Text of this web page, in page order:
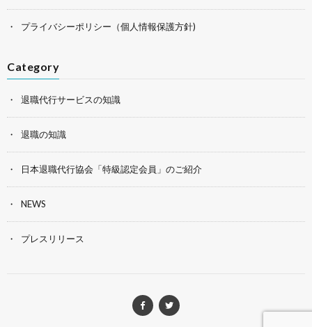
プライバシーポリシー（個人情報保護方針)
Category
退職代行サービスの知識
退職の知識
日本退職代行協会「特級認定会員」のご紹介
NEWS
プレスリリース